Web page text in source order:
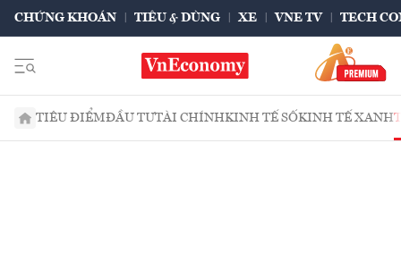
CHỨNG KHOÁN TIÊU & DÙNG XE VNE TV TECH
TIÊU ĐIỂMĐẦU TƯTÀI CHÍNHKINH TẾ SỐKINH TẾ XANH